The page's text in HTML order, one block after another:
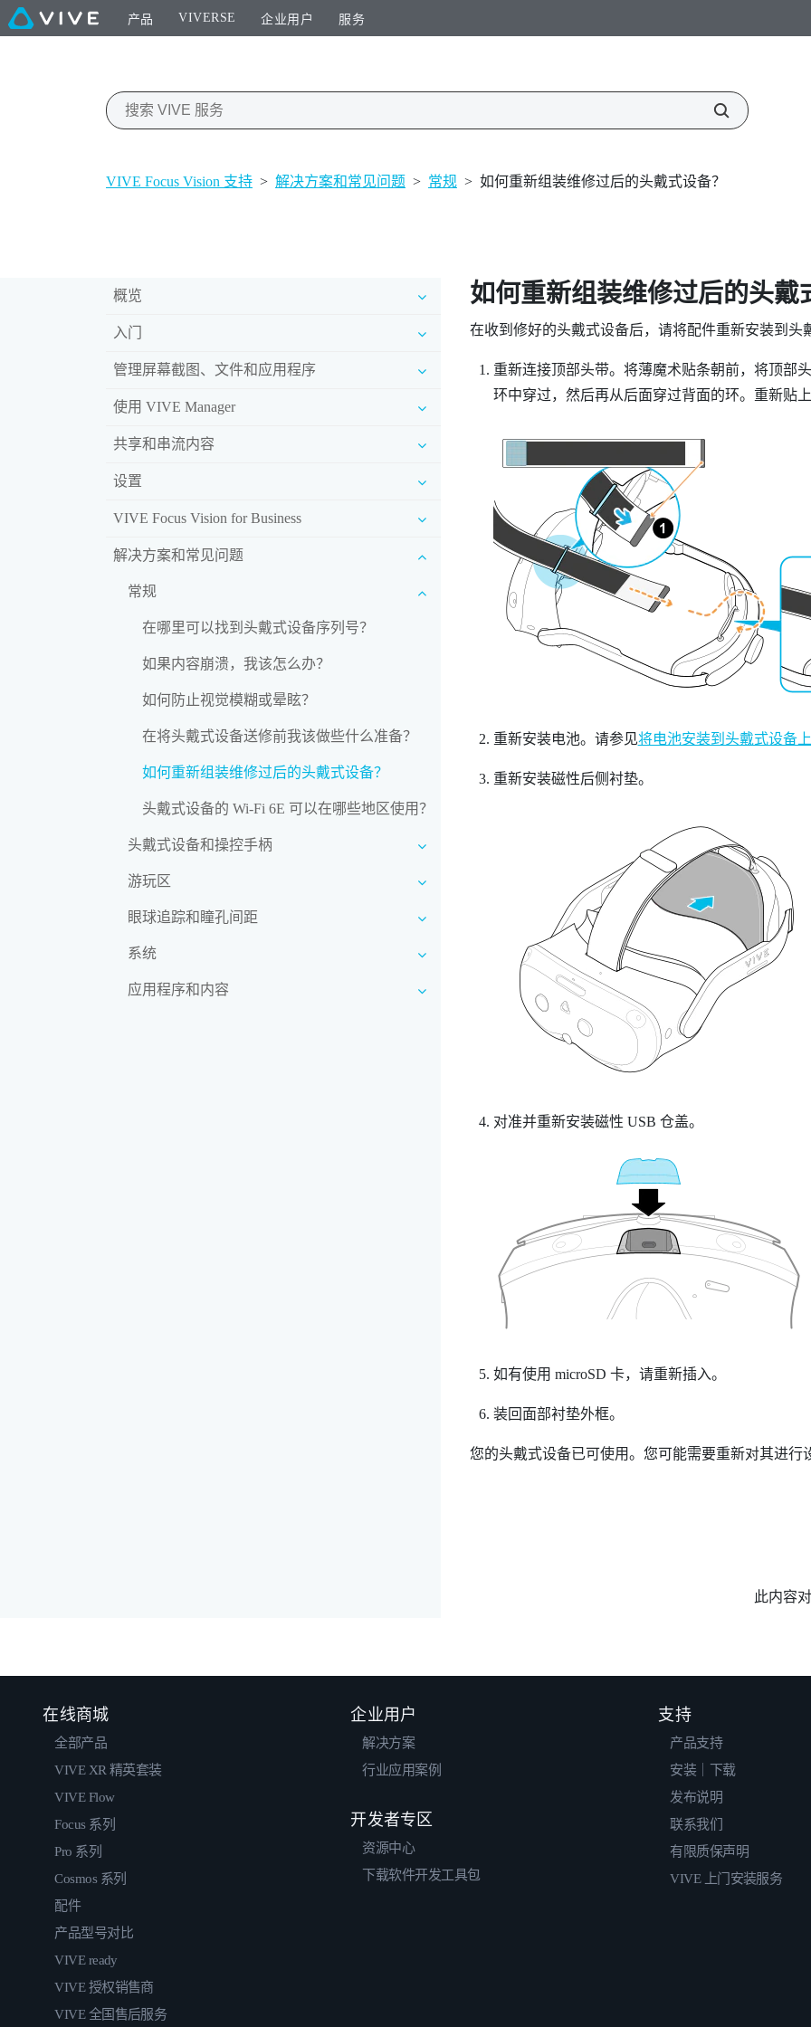
产品 VIVERSE 企业用户 服务
VIVE Focus Vision 支持 > 解决方案和常见问题 > 常规 > 如何重新组装维修过后的头戴式设备？
概览
入门
管理屏幕截图、文件和应用程序
使用 VIVE Manager
共享和串流内容
设置
VIVE Focus Vision for Business
解决方案和常见问题
常规
在哪里可以找到头戴式设备序列号？
如果内容崩溃，我该怎么办？
如何防止视觉模糊或晕眩？
在将头戴式设备送修前我该做些什么准备？
如何重新组装维修过后的头戴式设备？
头戴式设备的 Wi‍-Fi 6E 可以在哪些地区使用？
头戴式设备和操控手柄
游玩区
眼球追踪和瞳孔间距
系统
应用程序和内容
如何重新组装维修过后的头戴
在收到修好的头戴式设备后，请将配件重新安装到头
重新连接顶部头带。将薄魔术贴条朝前，将顶部
环中穿过，然后再从后面穿过背面的环。重新贴
重新安装电池。请参见将电池安装到头戴式设备上
重新安装磁性后侧衬垫。
对准并重新安装磁性 USB 仓盖。
如有使用 microSD 卡，请重新插入。
装回面部衬垫外框。
您的头戴式设备已可使用。您可能需要重新对其进行
此内容
在线商城
全部产品
VIVE XR 精英套装
VIVE Flow
Focus 系列
Pro 系列
Cosmos 系列
配件
产品型号对比
VIVE ready
VIVE 授权销售商
VIVE 全国售后服务
企业用户
解决方案
行业应用案例
开发者专区
资源中心
下载软件开发工具包
支持
产品支持
安装｜下载
发布说明
联系我们
有限质保声明
VIVE 上门安装服务